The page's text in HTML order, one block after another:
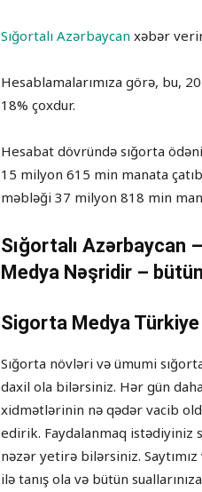
Sığortalı Azərbaycan xəbər
Hesablamalarımıza görə, bu,
18% çoxdur.
Hesabat dövründə sığorta
15 milyon 615 min manata
məbləği 37 milyon 818 min
Sığortalı Azərbaycan –
Medya Nəşridir –
Sigorta Medya
Sığorta növləri və ümumi
daxil ola bilərsiniz. Hər gün
xidmətlərinin nə qədər vacib
edirik. Faydalanmaq istədiyiniz
nəzər yetirə bilərsiniz.
ilə tanış ola və bütün